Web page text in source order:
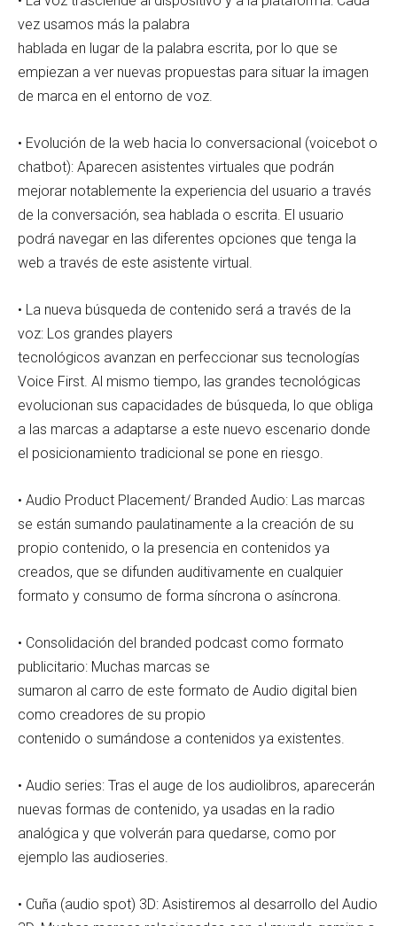
vez usamos más la palabra
hablada en lugar de la palabra escrita, por lo que se
empiezan a ver nuevas propuestas para situar la imagen
de marca en el entorno de voz.
• Evolución de la web hacia lo conversacional (voicebot o
chatbot): Aparecen asistentes virtuales que podrán
mejorar notablemente la experiencia del usuario a través
de la conversación, sea hablada o escrita. El usuario
podrá navegar en las diferentes opciones que tenga la
web a través de este asistente virtual.
• La nueva búsqueda de contenido será a través de la
voz: Los grandes players
tecnológicos avanzan en perfeccionar sus tecnologías
Voice First. Al mismo tiempo, las grandes tecnológicas
evolucionan sus capacidades de búsqueda, lo que obliga
a las marcas a adaptarse a este nuevo escenario donde
el posicionamiento tradicional se pone en riesgo.
• Audio Product Placement/ Branded Audio: Las marcas
se están sumando paulatinamente a la creación de su
propio contenido, o la presencia en contenidos ya
creados, que se difunden auditivamente en cualquier
formato y consumo de forma síncrona o asíncrona.
• Consolidación del branded podcast como formato
publicitario: Muchas marcas se
sumaron al carro de este formato de Audio digital bien
como creadores de su propio
contenido o sumándose a contenidos ya existentes.
• Audio series: Tras el auge de los audiolibros, aparecerán
nuevas formas de contenido, ya usadas en la radio
analógica y que volverán para quedarse, como por
ejemplo las audioseries.
• Cuña (audio spot) 3D: Asistiremos al desarrollo del Audio